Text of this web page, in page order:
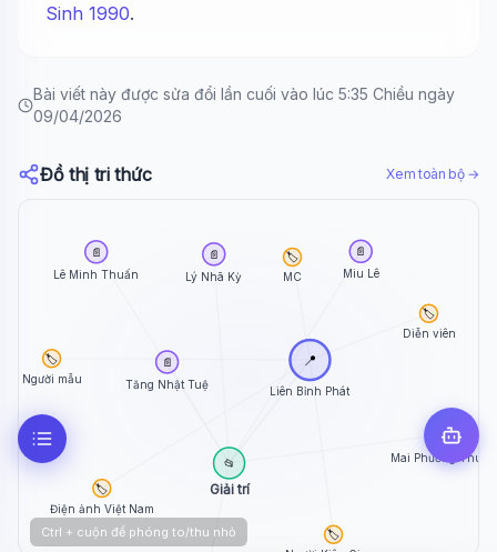
Sinh 1990.
Bài viết này được sửa đổi lần cuối vào lúc 5:35 Chiều ngày
09/04/2026
Đồ thị tri thức Xem toàn bộ →
Liên Bỉnh Phát
📍
Giải trí
📂
Lý Nhã Kỳ
📄
Mai Phương Thúy
📄
Tăng Nhật Tuệ
📄
Miu Lê
📄
Lê Minh Thuấn
📄
Diễn viên
🏷️
Điện ảnh Việt Nam
🏷️
MC
🏷️
🏷️
Người mẫu
🏷️
Ctrl + cuộn để phóng to/thu nhỏ